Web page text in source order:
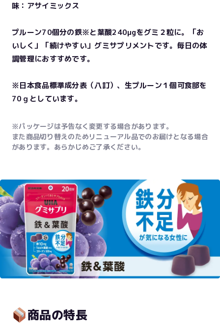
味：アサイミックス
プルーン70個分の鉄※と葉酸240μgをグミ２粒に。「お
いしく」「続けやすい」グミサプリメントです。毎日の体
調管理におすすめです。
※日本食品標準成分表（八訂）、生プルーン１個可食部を
70ｇとしています。
※パッケージは予告なく変更する場合があります。
また商品切り替えのためリニューアル品でのお届けとなる場合
があります。あらかじめご了承ください。
商品の特長